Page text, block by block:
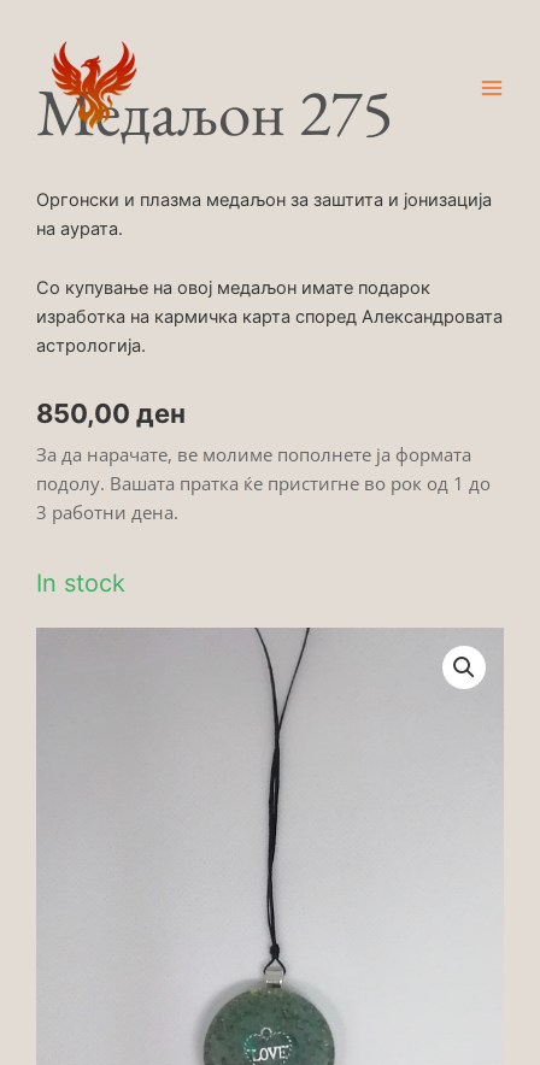
contentМедаљон 275
Оргонски и плазма медаљон за заштита и јонизација
на аурата.
Со купување на овој медаљон имате подарок
изработка на кармичка карта според Александровата
астрологија.
850,00 ден
За да нарачате, ве молиме пополнете ја формата
подолу. Вашата пратка ќе пристигне во рок од 1 до
3 работни дена.
In stock